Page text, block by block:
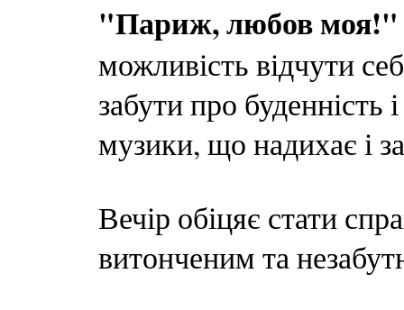
"Париж, любов моя!"
можливість відчути
забути про
музики, що надихає і
Вечір обіцяє стати
витонченим та